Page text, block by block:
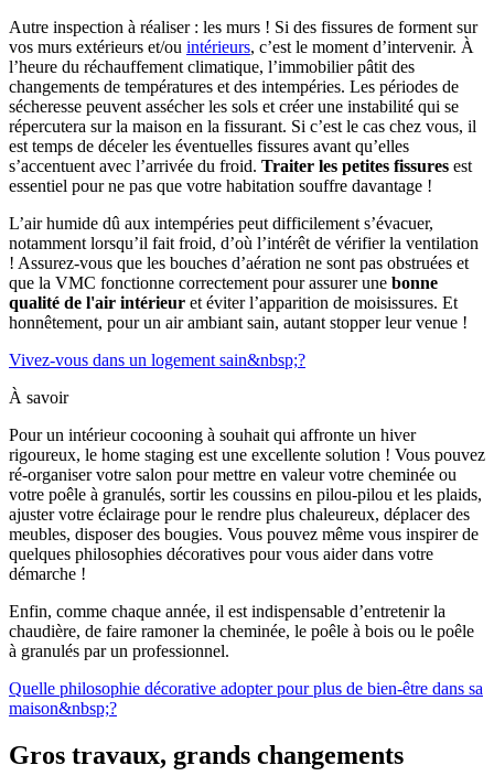
Autre inspection à réaliser : les murs ! Si des fissures de forment sur
vos murs extérieurs et/ou intérieurs, c’est le moment d’intervenir. À
l’heure du réchauffement climatique, l’immobilier pâtit des
changements de températures et des intempéries. Les périodes de
sécheresse peuvent assécher les sols et créer une instabilité qui se
répercutera sur la maison en la fissurant. Si c’est le cas chez vous, il
est temps de déceler les éventuelles fissures avant qu’elles
s’accentuent avec l’arrivée du froid. Traiter les petites fissures est
essentiel pour ne pas que votre habitation souffre davantage !
L’air humide dû aux intempéries peut difficilement s’évacuer,
notamment lorsqu’il fait froid, d’où l’intérêt de vérifier la ventilation
! Assurez-vous que les bouches d’aération ne sont pas obstruées et
que la VMC fonctionne correctement pour assurer une bonne
qualité de l'air intérieur et éviter l’apparition de moisissures. Et
honnêtement, pour un air ambiant sain, autant stopper leur venue !
Vivez-vous dans un logement sain&nbsp;?
À savoir
Pour un intérieur cocooning à souhait qui affronte un hiver
rigoureux, le home staging est une excellente solution ! Vous pouvez
ré-organiser votre salon pour mettre en valeur votre cheminée ou
votre poêle à granulés, sortir les coussins en pilou-pilou et les plaids,
ajuster votre éclairage pour le rendre plus chaleureux, déplacer des
meubles, disposer des bougies. Vous pouvez même vous inspirer de
quelques philosophies décoratives pour vous aider dans votre
démarche !
Enfin, comme chaque année, il est indispensable d’entretenir la
chaudière, de faire ramoner la cheminée, le poêle à bois ou le poêle
à granulés par un professionnel.
Quelle philosophie décorative adopter pour plus de bien-être dans sa
maison&nbsp;?
Gros travaux, grands changements